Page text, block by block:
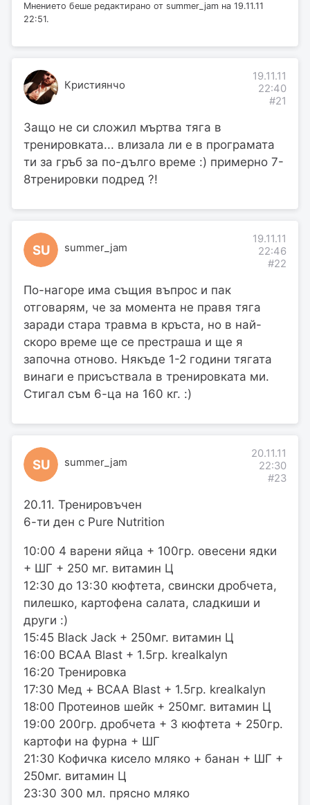
Мнението беше редактирано от summer_jam на 19.11.11
22:51.
Кристиянчо
19.11.11
22:40
#21
Защо не си сложил мъртва тяга в
тренировката... влизала ли е в програмата
ти за гръб за по-дълго време :) примерно 7-
8тренировки подред ?!
SU summer_jam
19.11.11
22:46
#22
По-нагоре има същия въпрос и пак
отговарям, че за момента не правя тяга
заради стара травма в кръста, но в най-
скоро време ще се престраша и ще я
започна отново. Някъде 1-2 години тягата
винаги е присъствала в тренировката ми.
Стигал съм 6-ца на 160 кг. :)
SU summer_jam
20.11.11
22:30
#23
20.11. Тренировъчен
6-ти ден с Pure Nutrition
10:00 4 варени яйца + 100гр. овесени ядки
+ ШГ + 250 мг. витамин Ц
12:30 до 13:30 кюфтета, свински дробчета,
пилешко, картофена салата, сладкиши и
други :)
15:45 Black Jack + 250мг. витамин Ц
16:00 BCAA Blast + 1.5гр. krealkalyn
16:20 Тренировка
17:30 Мед + BCAA Blast + 1.5гр. krealkalyn
18:00 Протеинов шейк + 250мг. витамин Ц
19:00 200гр. дробчета + 3 кюфтета + 250гр.
картофи на фурна + ШГ
21:30 Кофичка кисело мляко + банан + ШГ +
250мг. витамин Ц
23:30 300 мл. прясно мляко